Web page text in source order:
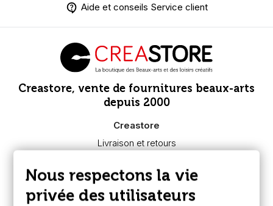
Aide et conseils Service client
Creastore, vente de fournitures beaux-arts
depuis 2000
Creastore
Livraison et retours
Paiement sécurisé
FAQ
Boutique à Angers
Nous respectons la vie
privée des utilisateurs